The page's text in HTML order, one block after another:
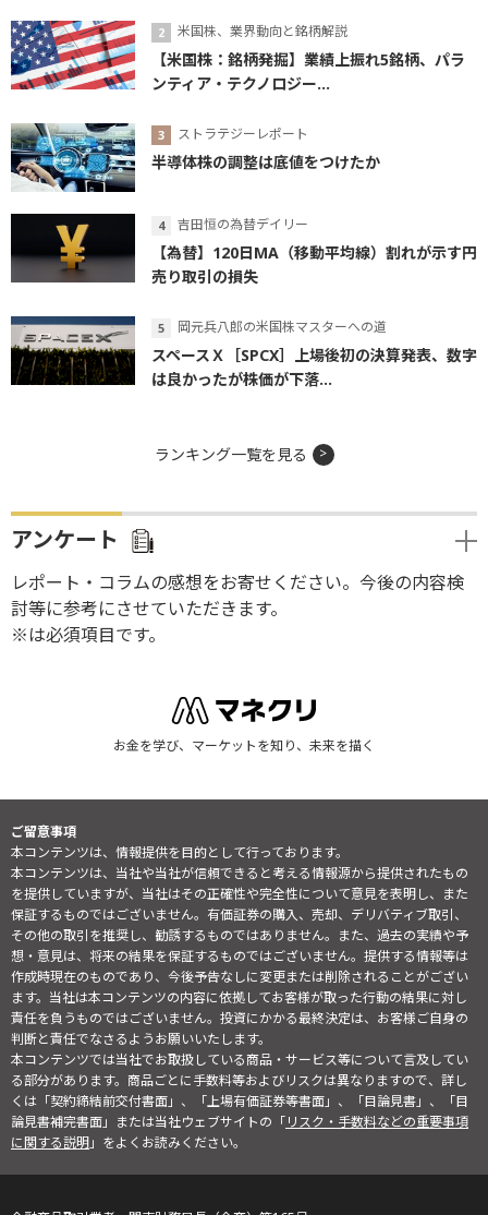
米国株、業界動向と銘柄解説
【米国株：銘柄発掘】業績上振れ5銘柄、パラ
ンティア・テクノロジー...
ストラテジーレポート
半導体株の調整は底値をつけたか
吉田恒の為替デイリー
【為替】120日MA（移動平均線）割れが示す円
売り取引の損失
岡元兵八郎の米国株マスターへの道
スペースＸ［SPCX］上場後初の決算発表、数字
は良かったが株価が下落...
ランキング一覧を見る
アンケート
レポート・コラムの感想をお寄せください。今後の内容検
討等に参考にさせていただきます。
※は必須項目です。
お金を学び、マーケットを知り、未来を描く
ご留意事項
本コンテンツは、情報提供を目的として行っております。
本コンテンツは、当社や当社が信頼できると考える情報源から提供されたもの
を提供していますが、当社はその正確性や完全性について意見を表明し、また
保証するものではございません。有価証券の購入、売却、デリバティブ取引、
その他の取引を推奨し、勧誘するものではありません。また、過去の実績や予
想・意見は、将来の結果を保証するものではございません。提供する情報等は
作成時現在のものであり、今後予告なしに変更または削除されることがござい
ます。当社は本コンテンツの内容に依拠してお客様が取った行動の結果に対し
責任を負うものではございません。投資にかかる最終決定は、お客様ご自身の
判断と責任でなさるようお願いいたします。
本コンテンツでは当社でお取扱している商品・サービス等について言及してい
る部分があります。商品ごとに手数料等およびリスクは異なりますので、詳し
くは「契約締結前交付書面」、「上場有価証券等書面」、「目論見書」、「目
論見書補完書面」または当社ウェブサイトの「リスク・手数料などの重要事項
に関する説明」をよくお読みください。